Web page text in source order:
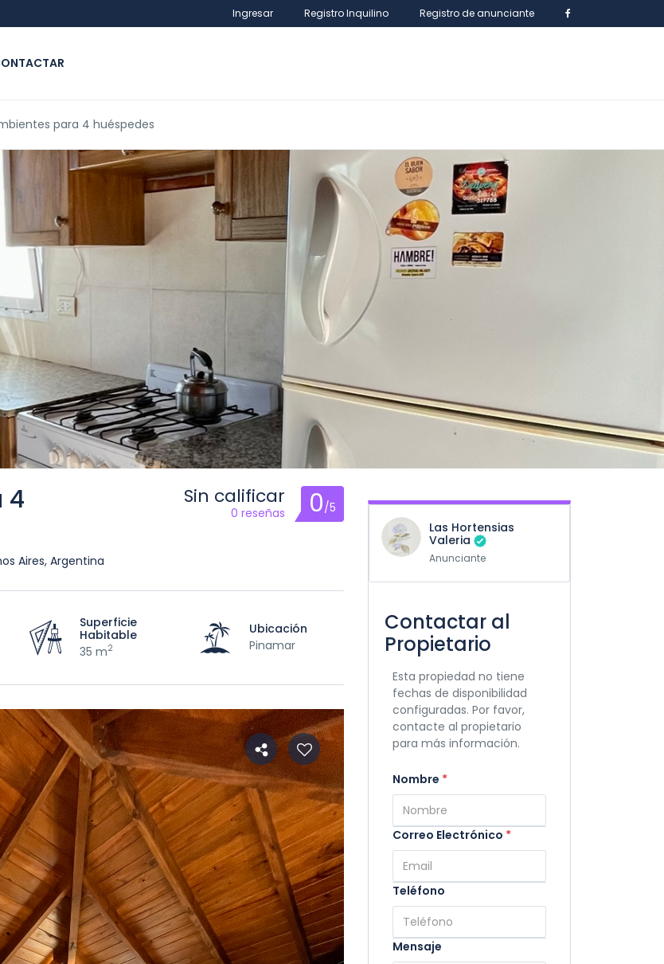
Ingresar Registro Inquilino Registro de anunciante
para 4 huéspedes
4
Aires, Argentina
Sin calificar
0 reseñas 0/5
Superficie
Habitable
35 m2
Ubicación
Pinamar
Las Hortensias
Valeria
Anunciante
Contactar al
Propietario
Esta propiedad no tiene
fechas de disponibilidad
configuradas. Por favor,
contacte al propietario
para más información.
Nombre *
Correo Electrónico *
Teléfono
Mensaje